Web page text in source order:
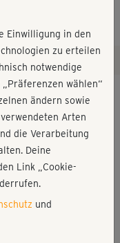
flow 1
Einwilligung in den
zu erteilen
notwendige
wählen“
ändern sowie
Arten
die Verarbeitung
Deine
Link „Cookie-
und